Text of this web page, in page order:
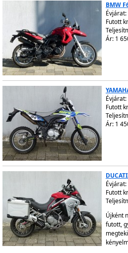
BMW
Évjárat:
Futott
Ár: 1
Évjárat:
Futott
Ár: 1
Évjárat:
Futott
Újként
futott,